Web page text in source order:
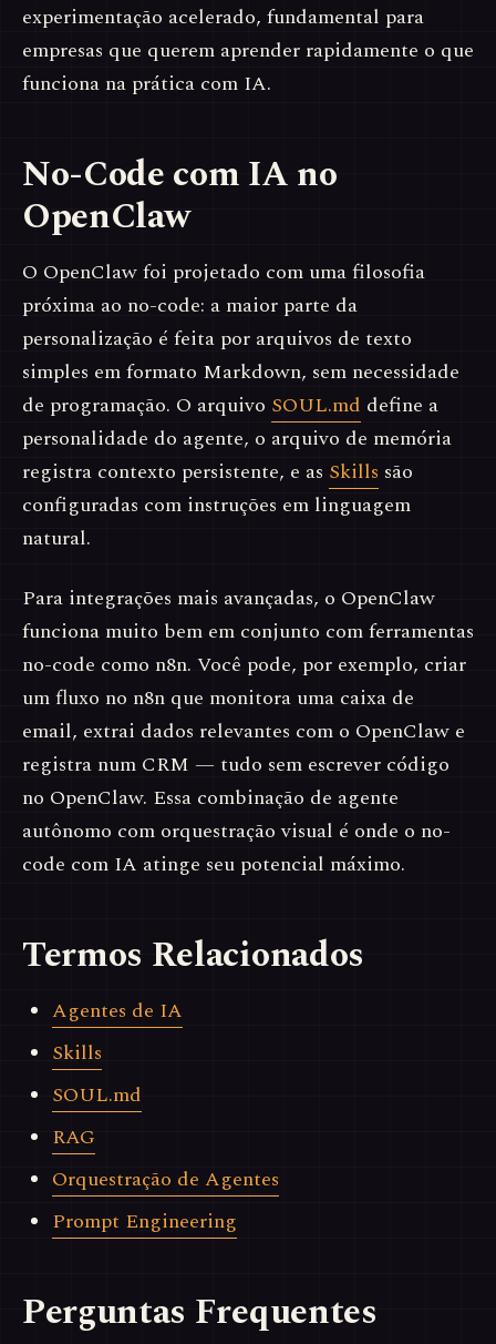
experimentação acelerado, fundamental para
empresas que querem aprender rapidamente o que
funciona na prática com IA.
No-Code com IA no
OpenClaw
O OpenClaw foi projetado com uma filosofia
próxima ao no-code: a maior parte da
personalização é feita por arquivos de texto
simples em formato Markdown, sem necessidade
de programação. O arquivo SOUL.md define a
personalidade do agente, o arquivo de memória
registra contexto persistente, e as Skills são
configuradas com instruções em linguagem
natural.
Para integrações mais avançadas, o OpenClaw
funciona muito bem em conjunto com ferramentas
no-code como n8n. Você pode, por exemplo, criar
um fluxo no n8n que monitora uma caixa de
email, extrai dados relevantes com o OpenClaw e
registra num CRM — tudo sem escrever código
no OpenClaw. Essa combinação de agente
autônomo com orquestração visual é onde o no-
code com IA atinge seu potencial máximo.
Termos Relacionados
Agentes de IA
Skills
SOUL.md
RAG
Orquestração de Agentes
Prompt Engineering
Perguntas Frequentes